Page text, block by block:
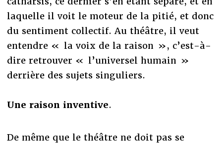
laquelle il voit le moteur de la pitié, et donc
du sentiment collectif. Au théâtre, il veut
entendre « la voix de la raison », c’est-à-
dire retrouver « l’universel humain »
derrière des sujets singuliers.
Une raison inventive.
De même que le théâtre ne doit pas se